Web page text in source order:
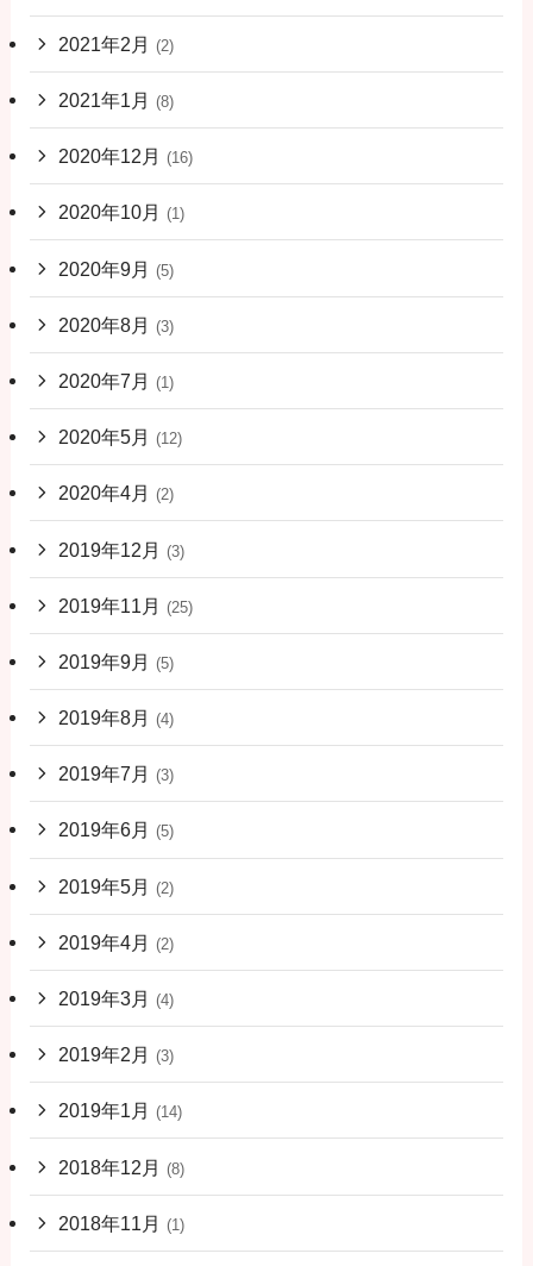
2021年2月 (2)
2021年1月 (8)
2020年12月 (16)
2020年10月 (1)
2020年9月 (5)
2020年8月 (3)
2020年7月 (1)
2020年5月 (12)
2020年4月 (2)
2019年12月 (3)
2019年11月 (25)
2019年9月 (5)
2019年8月 (4)
2019年7月 (3)
2019年6月 (5)
2019年5月 (2)
2019年4月 (2)
2019年3月 (4)
2019年2月 (3)
2019年1月 (14)
2018年12月 (8)
2018年11月 (1)